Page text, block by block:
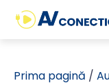
Prima pagină /